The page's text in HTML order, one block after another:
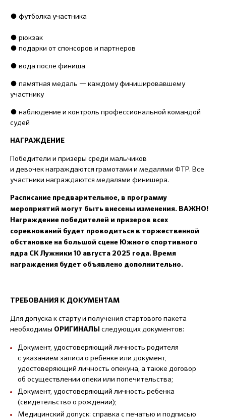
● футболка участника
● рюкзак
● подарки от спонсоров и партнеров
● вода после финиша
● памятная медаль — каждому финишировавшему
участнику
● наблюдение и контроль профессиональной командой
судей
НАГРАЖДЕНИЕ
Победители и призеры среди мальчиков
и девочек награждаются грамотами и медалями ФТР. Все
участники награждаются медалями финишера.
Расписание предварительное, в программу
мероприятий могут быть внесены изменения. ВАЖНО!
Награждение победителей и призеров всех
соревнований будет проводиться в торжественной
обстановке на большой сцене Южного спортивного
ядра СК Лужники 10 августа 2025 года. Время
награждения будет объявлено дополнительно.
ТРЕБОВАНИЯ К ДОКУМЕНТАМ
Для допуска к старту и получения стартового пакета
необходимы ОРИГИНАЛЫ следующих документов:
Документ, удостоверяющий личность родителя
с указанием записи о ребенке или документ,
удостоверяющий личность опекуна, а также договор
об осуществлении опеки или попечительства;
Документ, удостоверяющий личность ребенка
(свидетельство о рождении);
Медицинский допуск: справка с печатью и подписью